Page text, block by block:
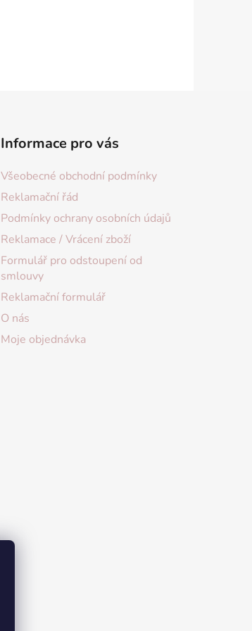
Informace pro vás
Všeobecné obchodní podmínky
Reklamační řád
Podmínky ochrany osobních údajů
Reklamace / Vrácení zboží
Formulář pro odstoupení od
smlouvy
Reklamační formulář
O nás
Moje objednávka